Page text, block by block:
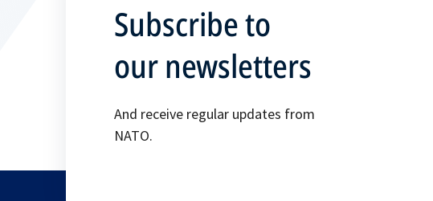
Subscribe to
our newsletters
And receive regular updates from
NATO.